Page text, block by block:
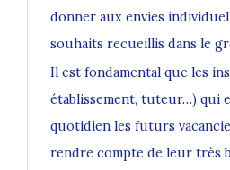
donner aux envies
souhaits recueillis dans le
Il est fondamental que les
établissement, tuteur…) qui
quotidien les futurs
rendre compte de leur très